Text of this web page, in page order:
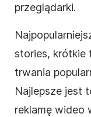
przeglądarki.
stories, krótkie
trwania
Najlepsze jest
reklamę wideo